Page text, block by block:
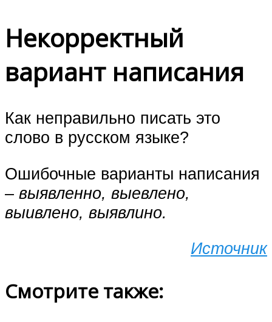
Некорректный
вариант написания
Как неправильно писать это
слово в русском языке?
Ошибочные варианты написания
– выявленно, выевлено,
выивлено, выявлино.
Источник
Смотрите также: